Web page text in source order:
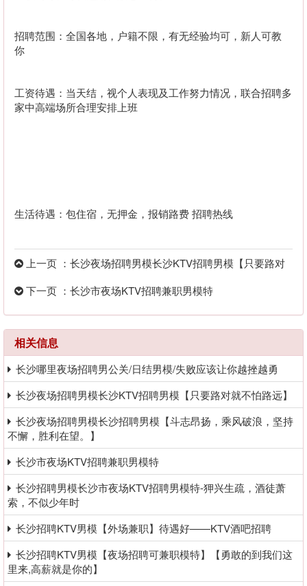
招聘范围：全国各地，户籍不限，有无经验均可，新人可教
你
工资待遇：当天结，视个人表现及工作努力情况，联合招聘多
家中高端场所合理安排上班
生活待遇：包住宿，无押金，报销路费 招聘热线
上一页 ：长沙夜场招聘男模长沙KTV招聘男模【只要路对
就不怕路远】
下一页 ：长沙市夜场KTV招聘兼职男模特
相关信息
长沙哪里夜场招聘男公关/日结男模/失败应该让你越挫越勇
长沙夜场招聘男模长沙KTV招聘男模【只要路对就不怕路远】
长沙夜场招聘男模长沙招聘男模【斗志昂扬，乘风破浪，坚持
不懈，胜利在望。】
长沙市夜场KTV招聘兼职男模特
长沙招聘男模长沙市夜场KTV招聘男模特-狎兴生疏，酒徒萧
索，不似少年时
长沙招聘KTV男模【外场兼职】待遇好——KTV酒吧招聘
长沙招聘KTV男模【夜场招聘可兼职模特】【勇敢的到我们这
里来,高薪就是你的】